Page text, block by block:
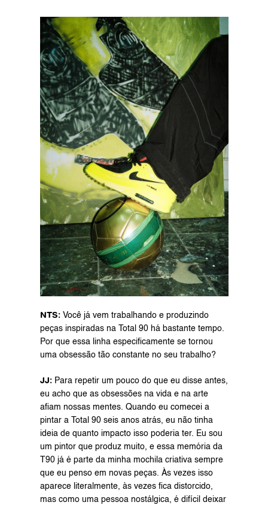
NTS: Você já vem trabalhando e produzindo
peças inspiradas na Total 90 há bastante tempo.
Por que essa linha especificamente se tornou
uma obsessão tão constante no seu trabalho?
JJ: Para repetir um pouco do que eu disse antes,
eu acho que as obsessões na vida e na arte
afiam nossas mentes. Quando eu comecei a
pintar a Total 90 seis anos atrás, eu não tinha
ideia de quanto impacto isso poderia ter. Eu sou
um pintor que produz muito, e essa memória da
T90 já é parte da minha mochila criativa sempre
que eu penso em novas peças. Às vezes isso
aparece literalmente, às vezes fica distorcido,
mas como uma pessoa nostálgica, é difícil deixar